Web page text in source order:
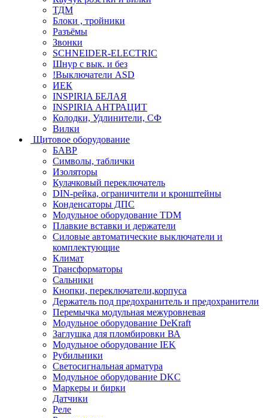
ТДМ
Блоки , тройники
Разъёмы
Звонки
SCHNEIDER-ELECTRIC
Шнур с вык. и без
!Выключатели ASD
ИЕК
INSPIRIA БЕЛАЯ
INSPIRIA АНТРАЦИТ
Колодки, Удлинители, СФ
Вилки
Щитовое оборудование
БАВР
Символы, таблички
Изоляторы
Кулачковый переключатель
DIN-рейка, ограничители и кронштейны
Конденсаторы ДПС
Модульное оборудование TDM
Плавкие вставки и держатели
Силовые автоматические выключатели и
комплектующие
Климат
Трансформаторы
Сальники
Кнопки, переключатели,корпуса
Держатель под предохранитель и предохранители
Перемычка модульная межуровневая
Модульное оборудование DeKraft
Заглушка для пломбировки ВА
Модульное оборудование IEK
Рубильники
Светосигнальная арматура
Модульное оборудование DKC
Маркеры и бирки
Датчики
Реле